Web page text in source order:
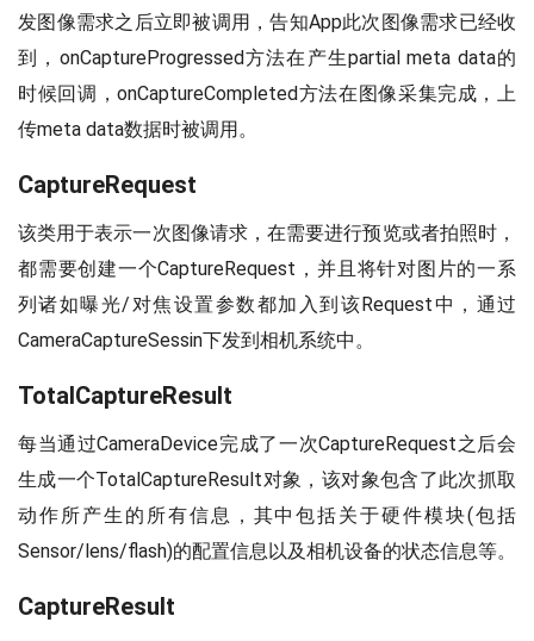
发图像需求之后立即被调用，告知App此次图像需求已经收
到，onCaptureProgressed方法在产生partial meta data的
时候回调，onCaptureCompleted方法在图像采集完成，上
传meta data数据时被调用。
CaptureRequest
该类用于表示一次图像请求，在需要进行预览或者拍照时，
都需要创建一个CaptureRequest，并且将针对图片的一系
列诸如曝光/对焦设置参数都加入到该Request中，通过
CameraCaptureSessin下发到相机系统中。
TotalCaptureResult
每当通过CameraDevice完成了一次CaptureRequest之后会
生成一个TotalCaptureResult对象，该对象包含了此次抓取
动作所产生的所有信息，其中包括关于硬件模块(包括
Sensor/lens/flash)的配置信息以及相机设备的状态信息等。
CaptureResult